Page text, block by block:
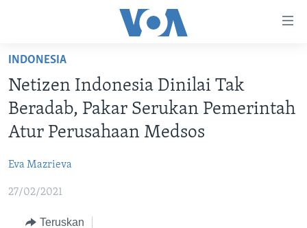
Akses
Lanjut
ke
Konten
Utama
ke
Utama
Lanjut
VIDEO
DAFTAR PROGRAM
INDONESIA
Netizen Indonesia Dinilai Tak
Beradab, Pakar Serukan Pemerintah
Atur Perusahaan Medsos
Eva Mazrieva
27/02/2021
Teruskan